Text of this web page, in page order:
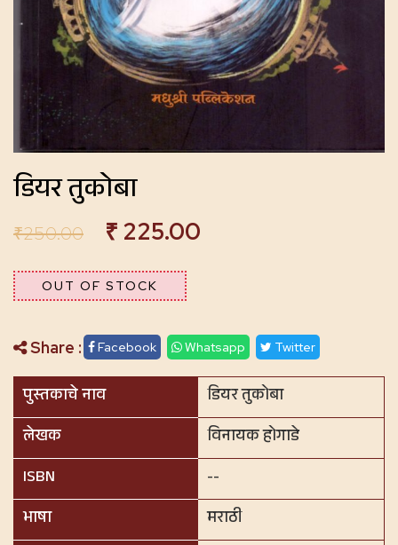
डियर तुकोबा
₹250.00 ₹ 225.00
OUT OF STOCK
Share : Facebook Whatsapp Twitter
पुस्तकाचे नाव
डियर तुकोबा
लेखक
विनायक होगाडे
ISBN
--
भाषा
मराठी